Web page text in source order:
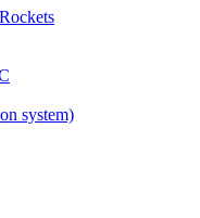
system)